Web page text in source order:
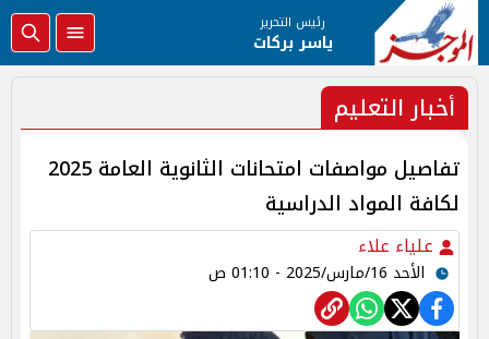
رئيس التحرير
ياسر بركات
أخبار التعليم
تفاصيل مواصفات امتحانات الثانوية العامة 2025
لكافة المواد الدراسية
علياء علاء
الأحد 16/مارس/2025 - 01:10 ص